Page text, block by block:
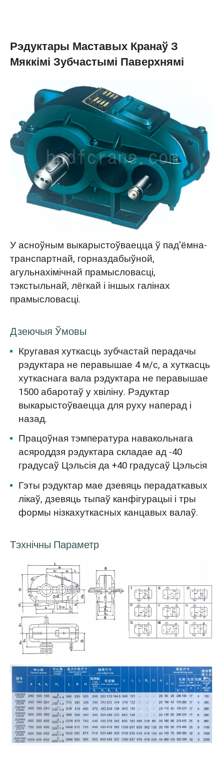
Рэдуктары Маставых Кранаў З
Мяккімі Зубчастымі Паверхнямі
У асноўным выкарыстоўваецца ў пад'ёмна-
транспартнай, горназдабыўной,
агульнахімічнай прамысловасці,
тэкстыльнай, лёгкай і іншых галінах
прамысловасці.
Дзеючыя Ўмовы
Кругавая хуткасць зубчастай перадачы
рэдуктара не перавышае 4 м/с, а хуткасць
хуткаснага вала рэдуктара не перавышае
1500 абаротаў у хвіліну. Рэдуктар
выкарыстоўваецца для руху наперад і
назад.
Працоўная тэмпература навакольнага
асяроддзя рэдуктара складае ад -40
градусаў Цэльсія да +40 градусаў Цэльсія
Гэты рэдуктар мае дзевяць перадаткавых
лікаў, дзевяць тыпаў канфігурацыі і тры
формы нізкахуткасных канцавых валаў.
Тэхнічны Параметр